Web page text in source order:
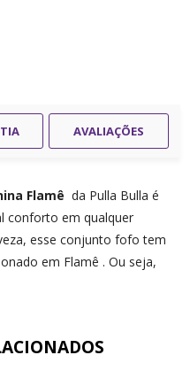
AVALIAÇÕES
Flamê da Pulla Bulla é
conforto em qualquer
esse conjunto fofo tem
em Flamê . Ou seja,